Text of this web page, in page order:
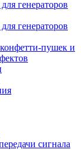
генераторов
генераторов
пушек и
сигнала